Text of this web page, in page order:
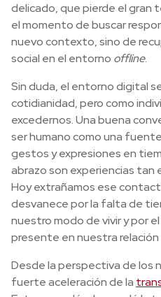
delicado, que pierde el gran
el momento de buscar
nuevo contexto, sino de
social en el entorno offline.
Sin duda, el entorno digital
cotidianidad, pero como
excedernos. Una buena
ser humano como una
gestos y expresiones en
abrazo son experiencias tan
Hoy extrañamos ese
desvanece por la falta de
nuestro modo de vivir y por
presente en nuestra relación
Desde la perspectiva de los
fuerte aceleración de la